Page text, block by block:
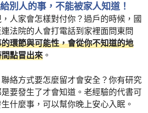
別人的事，不能被家人知道！
人家會怎樣對付你？過戶的時候，國
法院的人會打電話到家裡面問東問
環節與可能性，會從你不知道的地
點冒出來 。
絡方式要怎麼留才會安全？你有研究
要發生了才會知道。老經驗的代書可
什麼事，可以幫你晚上安心入眠。